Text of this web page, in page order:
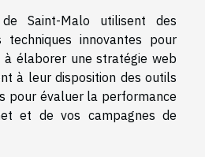
Saint-Malo utilisent des
innovantes pour
élaborer une stratégie web
à leur disposition des outils
pour évaluer la performance
et de vos campagnes de